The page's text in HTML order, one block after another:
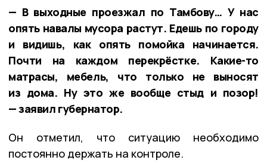
— В выходные проезжал по Тамбову… У нас
опять навалы мусора растут. Едешь по городу
и видишь, как опять помойка начинается.
Почти на каждом перекрёстке. Какие-то
матрасы, мебель, что только не выносят
из дома. Ну это же вообще стыд и позор!
— заявил губернатор.
Он отметил, что ситуацию необходимо
постоянно держать на контроле.